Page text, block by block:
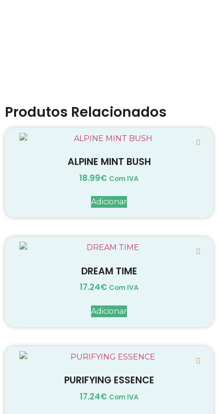
Produtos Relacionados
ALPINE MINT BUSH
18.99€ Com IVA
Adicionar
DREAM TIME
17.24€ Com IVA
Adicionar
PURIFYING ESSENCE
17.24€ Com IVA